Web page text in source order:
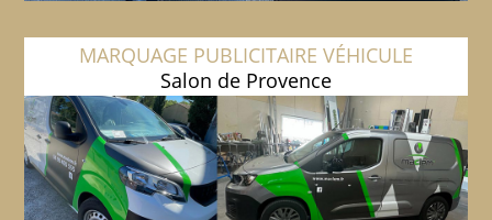
MARQUAGE PUBLICITAIRE VÉHICULE
Salon de Provence